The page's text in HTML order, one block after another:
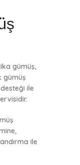
gümüş,
gümüş
ile
ile